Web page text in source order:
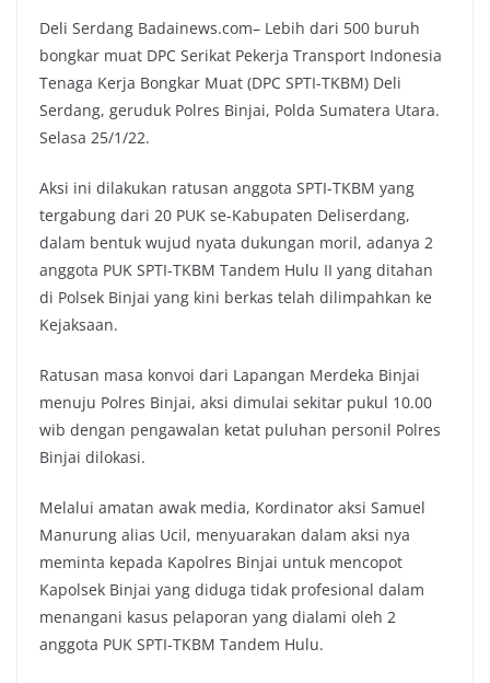
Deli Serdang Badainews.com– Lebih dari 500 buruh
bongkar muat DPC Serikat Pekerja Transport Indonesia
Tenaga Kerja Bongkar Muat (DPC SPTI-TKBM) Deli
Serdang, geruduk Polres Binjai, Polda Sumatera Utara.
Selasa 25/1/22.
Aksi ini dilakukan ratusan anggota SPTI-TKBM yang
tergabung dari 20 PUK se-Kabupaten Deliserdang,
dalam bentuk wujud nyata dukungan moril, adanya 2
anggota PUK SPTI-TKBM Tandem Hulu II yang ditahan
di Polsek Binjai yang kini berkas telah dilimpahkan ke
Kejaksaan.
Ratusan masa konvoi dari Lapangan Merdeka Binjai
menuju Polres Binjai, aksi dimulai sekitar pukul 10.00
wib dengan pengawalan ketat puluhan personil Polres
Binjai dilokasi.
Melalui amatan awak media, Kordinator aksi Samuel
Manurung alias Ucil, menyuarakan dalam aksi nya
meminta kepada Kapolres Binjai untuk mencopot
Kapolsek Binjai yang diduga tidak profesional dalam
menangani kasus pelaporan yang dialami oleh 2
anggota PUK SPTI-TKBM Tandem Hulu.